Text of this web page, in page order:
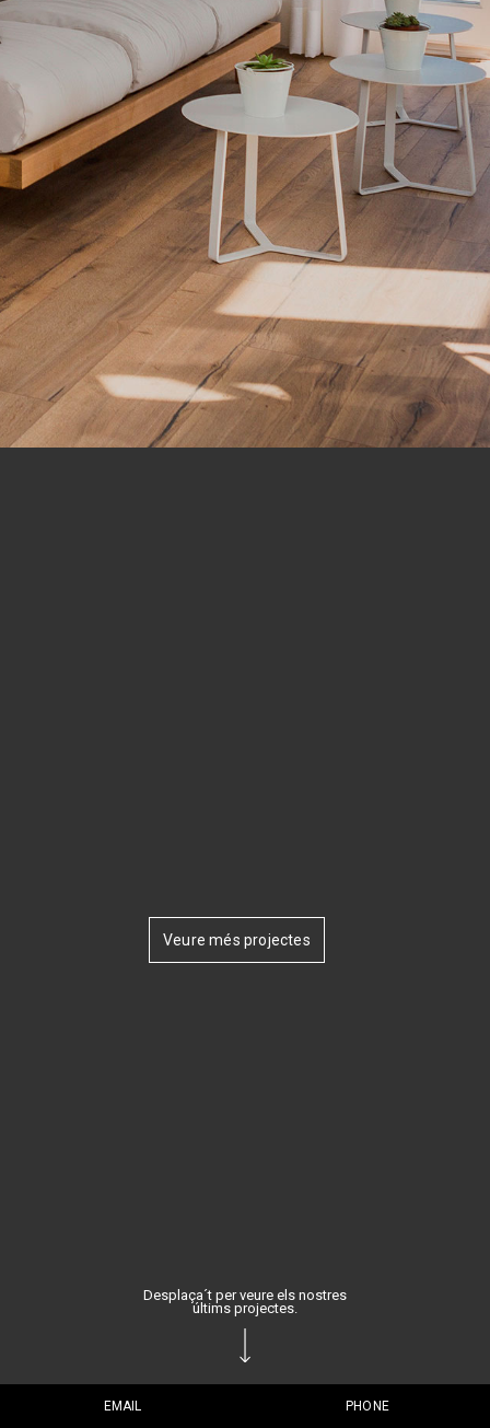
Desplaça´t per veure els nostres
últims projectes.
Veure més projectes
EMAIL PHONE